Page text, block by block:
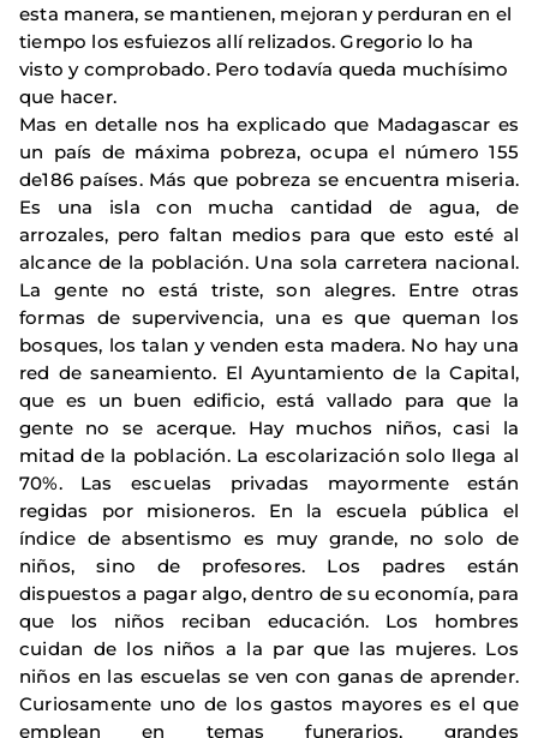
esta manera, se mantienen, mejoran y perduran en el
tiempo los esfuiezos allí relizados. Gregorio lo ha
visto y comprobado. Pero todavía queda muchísimo
que hacer.
Mas en detalle nos ha explicado que Madagascar es
un país de máxima pobreza, ocupa el número 155
de186 países. Más que pobreza se encuentra miseria.
Es una isla con mucha cantidad de agua, de
arrozales, pero faltan medios para que esto esté al
alcance de la población. Una sola carretera nacional.
La gente no está triste, son alegres. Entre otras
formas de supervivencia, una es que queman los
bosques, los talan y venden esta madera. No hay una
red de saneamiento. El Ayuntamiento de la Capital,
que es un buen edificio, está vallado para que la
gente no se acerque. Hay muchos niños, casi la
mitad de la población. La escolarización solo llega al
70%. Las escuelas privadas mayormente están
regidas por misioneros. En la escuela pública el
índice de absentismo es muy grande, no solo de
niños, sino de profesores. Los padres están
dispuestos a pagar algo, dentro de su economía, para
que los niños reciban educación. Los hombres
cuidan de los niños a la par que las mujeres. Los
niños en las escuelas se ven con ganas de aprender.
Curiosamente uno de los gastos mayores es el que
emplean en temas funerarios, grandes